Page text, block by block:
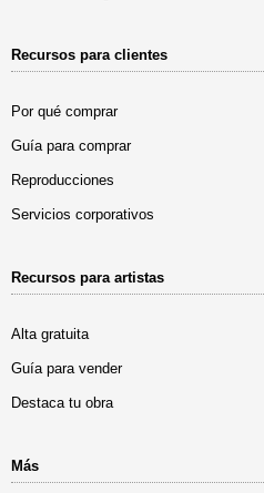
Recursos para clientes
Por qué comprar
Guía para comprar
Reproducciones
Servicios corporativos
Recursos para artistas
Alta gratuita
Guía para vender
Destaca tu obra
Más